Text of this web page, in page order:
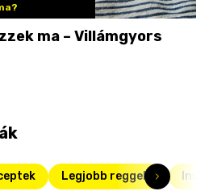
ma – Villámgyors
Legjobb reggelik